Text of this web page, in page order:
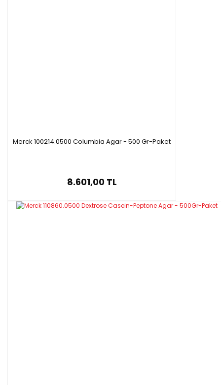
Merck 100214.0500 Columbia Agar - 500 Gr-Paket
8.601,00 TL